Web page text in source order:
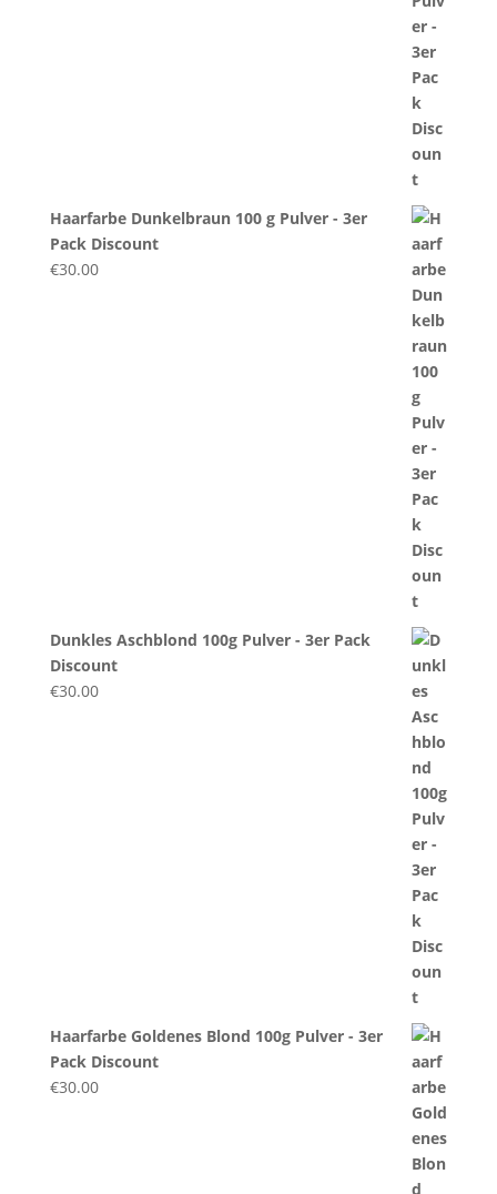
Haarfarbe Dunkelbraun 100 g Pulver - 3er
Pack Discount
€30.00
Dunkles Aschblond 100g Pulver - 3er Pack
Discount
€30.00
Haarfarbe Goldenes Blond 100g Pulver - 3er
Pack Discount
€30.00